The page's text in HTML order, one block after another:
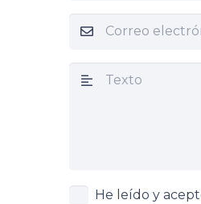
He leído y